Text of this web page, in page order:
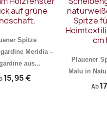
Spitze
Meridia –
aus...
15,95 €
Plauener
Malu in
Ab